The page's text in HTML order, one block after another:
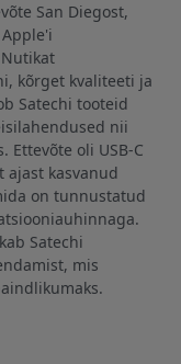
San Diegost,
kõrget kvaliteeti ja
Satechi tooteid
nii
Ettevõte oli USB-C
ajast kasvanud
on tunnustatud
Satechi
mis